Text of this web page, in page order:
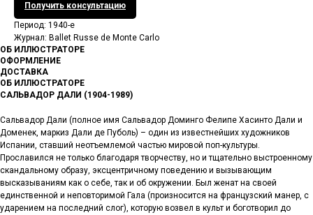
Получить консультацию
Период: 1940-е
Журнал: Ballet Russe de Monte Carlo
ОБ ИЛЛЮСТРАТОРЕ
ОФОРМЛЕНИЕ
ДОСТАВКА
ОБ ИЛЛЮСТРАТОРЕ
САЛЬВАДОР ДАЛИ (1904-1989)
Сальвадор Дали (полное имя Сальвадор Доминго Фелипе Хасинто Дали и
Доменек, маркиз Дали де Пуболь) – один из известнейших художников
Испании, ставший неотъемлемой частью мировой поп-культуры.
Прославился не только благодаря творчеству, но и тщательно выстроенному
скандальному образу, эксцентричному поведению и вызывающим
высказываниям как о себе, так и об окружении. Был женат на своей
единственной и неповторимой Гала (произносится на французский манер, с
ударением на последний слог), которую возвел в культ и боготворил до